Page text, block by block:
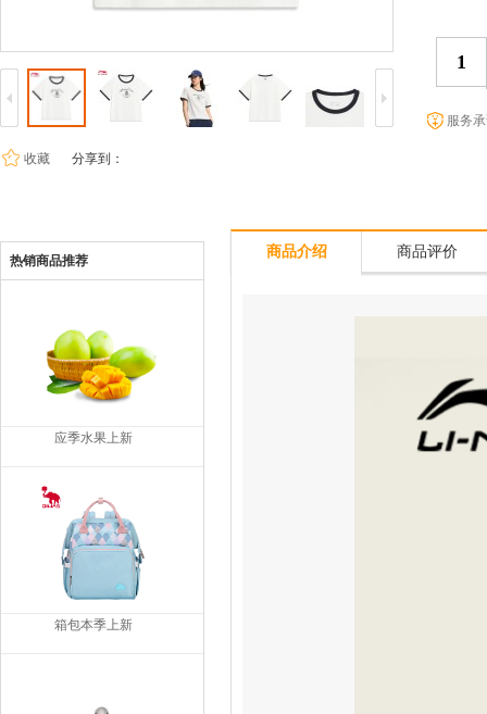
收藏 分享到：
服务
热销商品推荐
应季水果上新
箱包本季上新
商品介绍 商品评价